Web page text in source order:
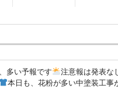
多い予報です
注意報は発表な
本日も、花粉が多い中塗装工事